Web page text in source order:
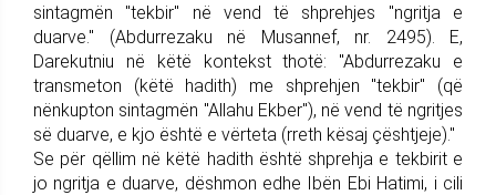
sintagmën "tekbir" në vend të shprehjes "ngritja e
duarve." (Abdurrezaku në Musannef, nr. 2495). E,
Darekutniu në këtë kontekst thotë: "Abdurrezaku e
transmeton (këtë hadith) me shprehjen "tekbir" (që
nënkupton sintagmën "Allahu Ekber"), në vend të ngritjes
së duarve, e kjo është e vërteta (rreth kësaj çështjeje)."
Se për qëllim në këtë hadith është shprehja e tekbirit e
jo ngritja e duarve, dëshmon edhe Ibën Ebi Hatimi, i cili